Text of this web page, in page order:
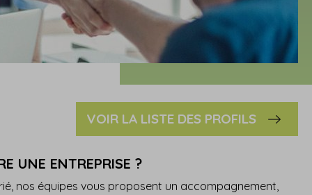
VOIR LA LISTE DES PROFILS
UNE ENTREPRISE ?
nos équipes vous proposent un accompagnement,